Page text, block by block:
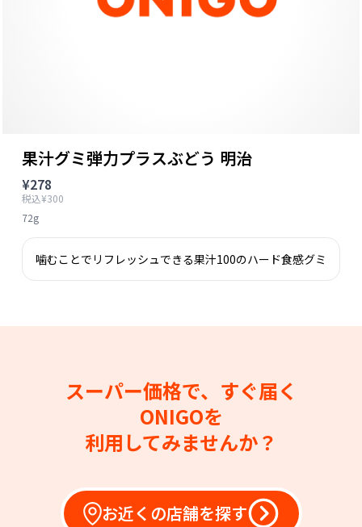
果汁グミ弾力プラスぶどう 明治
¥278
税込¥300
72g
噛むことでリフレッシュできる果汁100のハード食感グミ
スーパー価格で、すぐ届く
ONIGOを
利用してみませんか？
お近くの店舗を探す